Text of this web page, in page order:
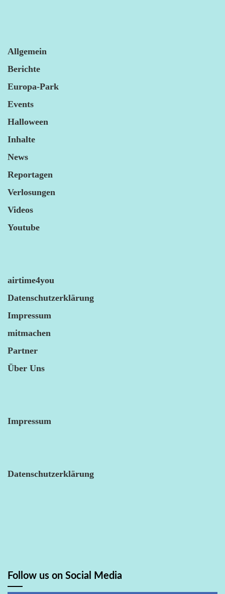
Allgemein
Berichte
Europa-Park
Events
Halloween
Inhalte
News
Reportagen
Verlosungen
Videos
Youtube
airtime4you
Datenschutzerklärung
Impressum
mitmachen
Partner
Über Uns
Impressum
Datenschutzerklärung
Follow us on Social Media